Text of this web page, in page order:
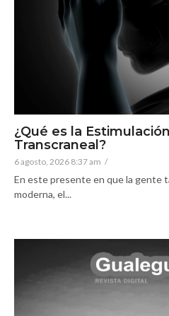
¿Qué es la
Transcraneal?
6 agosto, 2026 8:37 am /
En este presente en que la gente
moderna, el...